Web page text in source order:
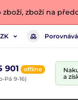
zboží na
901 offline
Pá 9-16)
a